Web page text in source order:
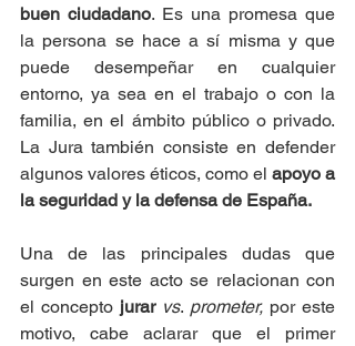
buen ciudadano. Es una promesa que
la persona se hace a sí misma y que
puede desempeñar en cualquier
entorno, ya sea en el trabajo o con la
familia, en el ámbito público o privado.
La Jura también consiste en defender
algunos valores éticos, como el apoyo a
la seguridad y la defensa de España.
Una de las principales dudas que
surgen en este acto se relacionan con
el concepto jurar vs. prometer, por este
motivo, cabe aclarar que el primer